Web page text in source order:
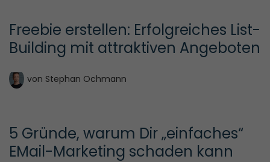
Freebie erstellen: Erfolgreiches List-
Building mit attraktiven Angeboten
von Stephan Ochmann
5 Gründe, warum Dir „einfaches“
EMail-Marketing schaden kann